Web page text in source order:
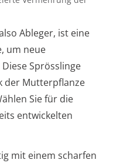
Ableger, ist eine
um neue
Sprösslinge
der Mutterpflanze
Sie für die
entwickelten
mit einem scharfen